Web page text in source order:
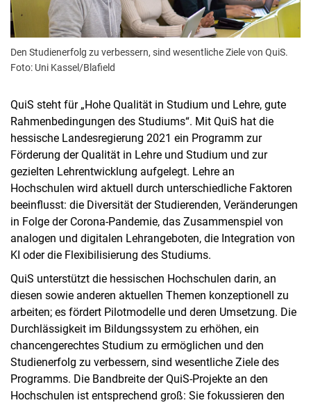
Den Studienerfolg zu verbessern, sind wesentliche Ziele von QuiS.
Foto: Uni Kassel/Blafield
QuiS steht für „Hohe Qualität in Studium und Lehre, gute
Rahmenbedingungen des Studiums“. Mit QuiS hat die
hessische Landesregierung 2021 ein Programm zur
Förderung der Qualität in Lehre und Studium und zur
gezielten Lehrentwicklung aufgelegt. Lehre an
Hochschulen wird aktuell durch unterschiedliche Faktoren
beeinflusst: die Diversität der Studierenden, Veränderungen
in Folge der Corona-Pandemie, das Zusammenspiel von
analogen und digitalen Lehrangeboten, die Integration von
KI oder die Flexibilisierung des Studiums.
QuiS unterstützt die hessischen Hochschulen darin, an
diesen sowie anderen aktuellen Themen konzeptionell zu
arbeiten; es fördert Pilotmodelle und deren Umsetzung. Die
Durchlässigkeit im Bildungssystem zu erhöhen, ein
chancengerechtes Studium zu ermöglichen und den
Studienerfolg zu verbessern, sind wesentliche Ziele des
Programms. Die Bandbreite der QuiS-Projekte an den
Hochschulen ist entsprechend groß: Sie fokussieren den